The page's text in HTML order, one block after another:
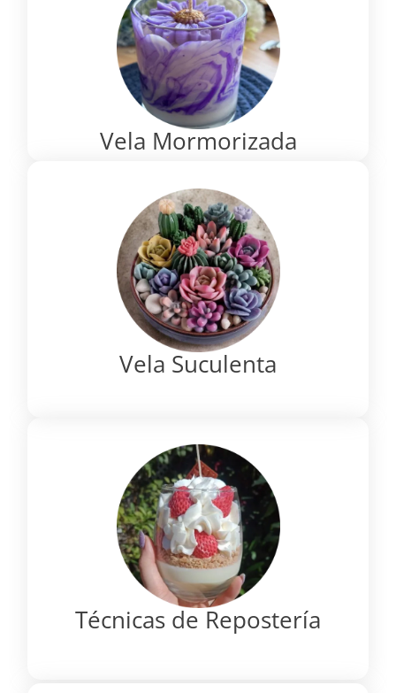
Vela Mormorizada
Vela Suculenta
Técnicas de Repostería